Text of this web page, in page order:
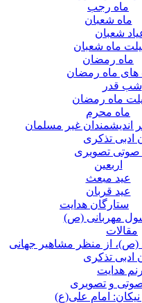
ماه رجب
ماه شعبان
شعبان
ماه شعبان
ماه رمضان
های ماه رمضان
شب قدر
ماه رمضان
ماه محرم
غیر مسلمان
ادبی تذکری
صوتی تصویری
اربعین
عید مبعث
عید قربان
ستارگان هدایت
مهربانی (ص)
مقالات
(ص)، از منظر مشاهیر جهانی
ادبی تذکری
هدایت
و تصویری
نیکان: امام علی(ع)